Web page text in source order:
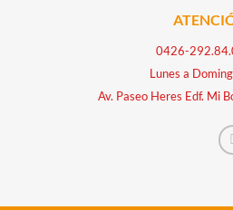
0426-
Lunes a
Av. Paseo Heres Edf. Mi